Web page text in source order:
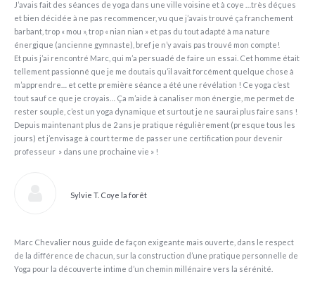
J’avais fait des séances de yoga dans une ville voisine et à coye …très déçues
et bien décidée à ne pas recommencer, vu que j’avais trouvé ça franchement
barbant, trop « mou », trop « nian nian » et pas du tout adapté à ma nature
énergique (ancienne gymnaste), bref je n’y avais pas trouvé mon compte!
Et puis j’ai rencontré Marc, qui m’a persuadé de faire un essai. Cet homme était
tellement passionné que je me doutais qu’il avait forcément quelque chose à
m’apprendre… et cette première séance a été une révélation ! Ce yoga c’est
tout sauf ce que je croyais… Ça m’aide à canaliser mon énergie, me permet de
rester souple, c’est un yoga dynamique et surtout je ne saurai plus faire sans !
Depuis maintenant plus de 2 ans je pratique régulièrement (presque tous les
jours) et j’envisage à court terme de passer une certification pour devenir
professeur » dans une prochaine vie » !
Sylvie T. Coye la forêt
Marc Chevalier nous guide de façon exigeante mais ouverte, dans le respect
de la différence de chacun, sur la construction d’une pratique personnelle de
Yoga pour la découverte intime d’un chemin millénaire vers la sérénité.